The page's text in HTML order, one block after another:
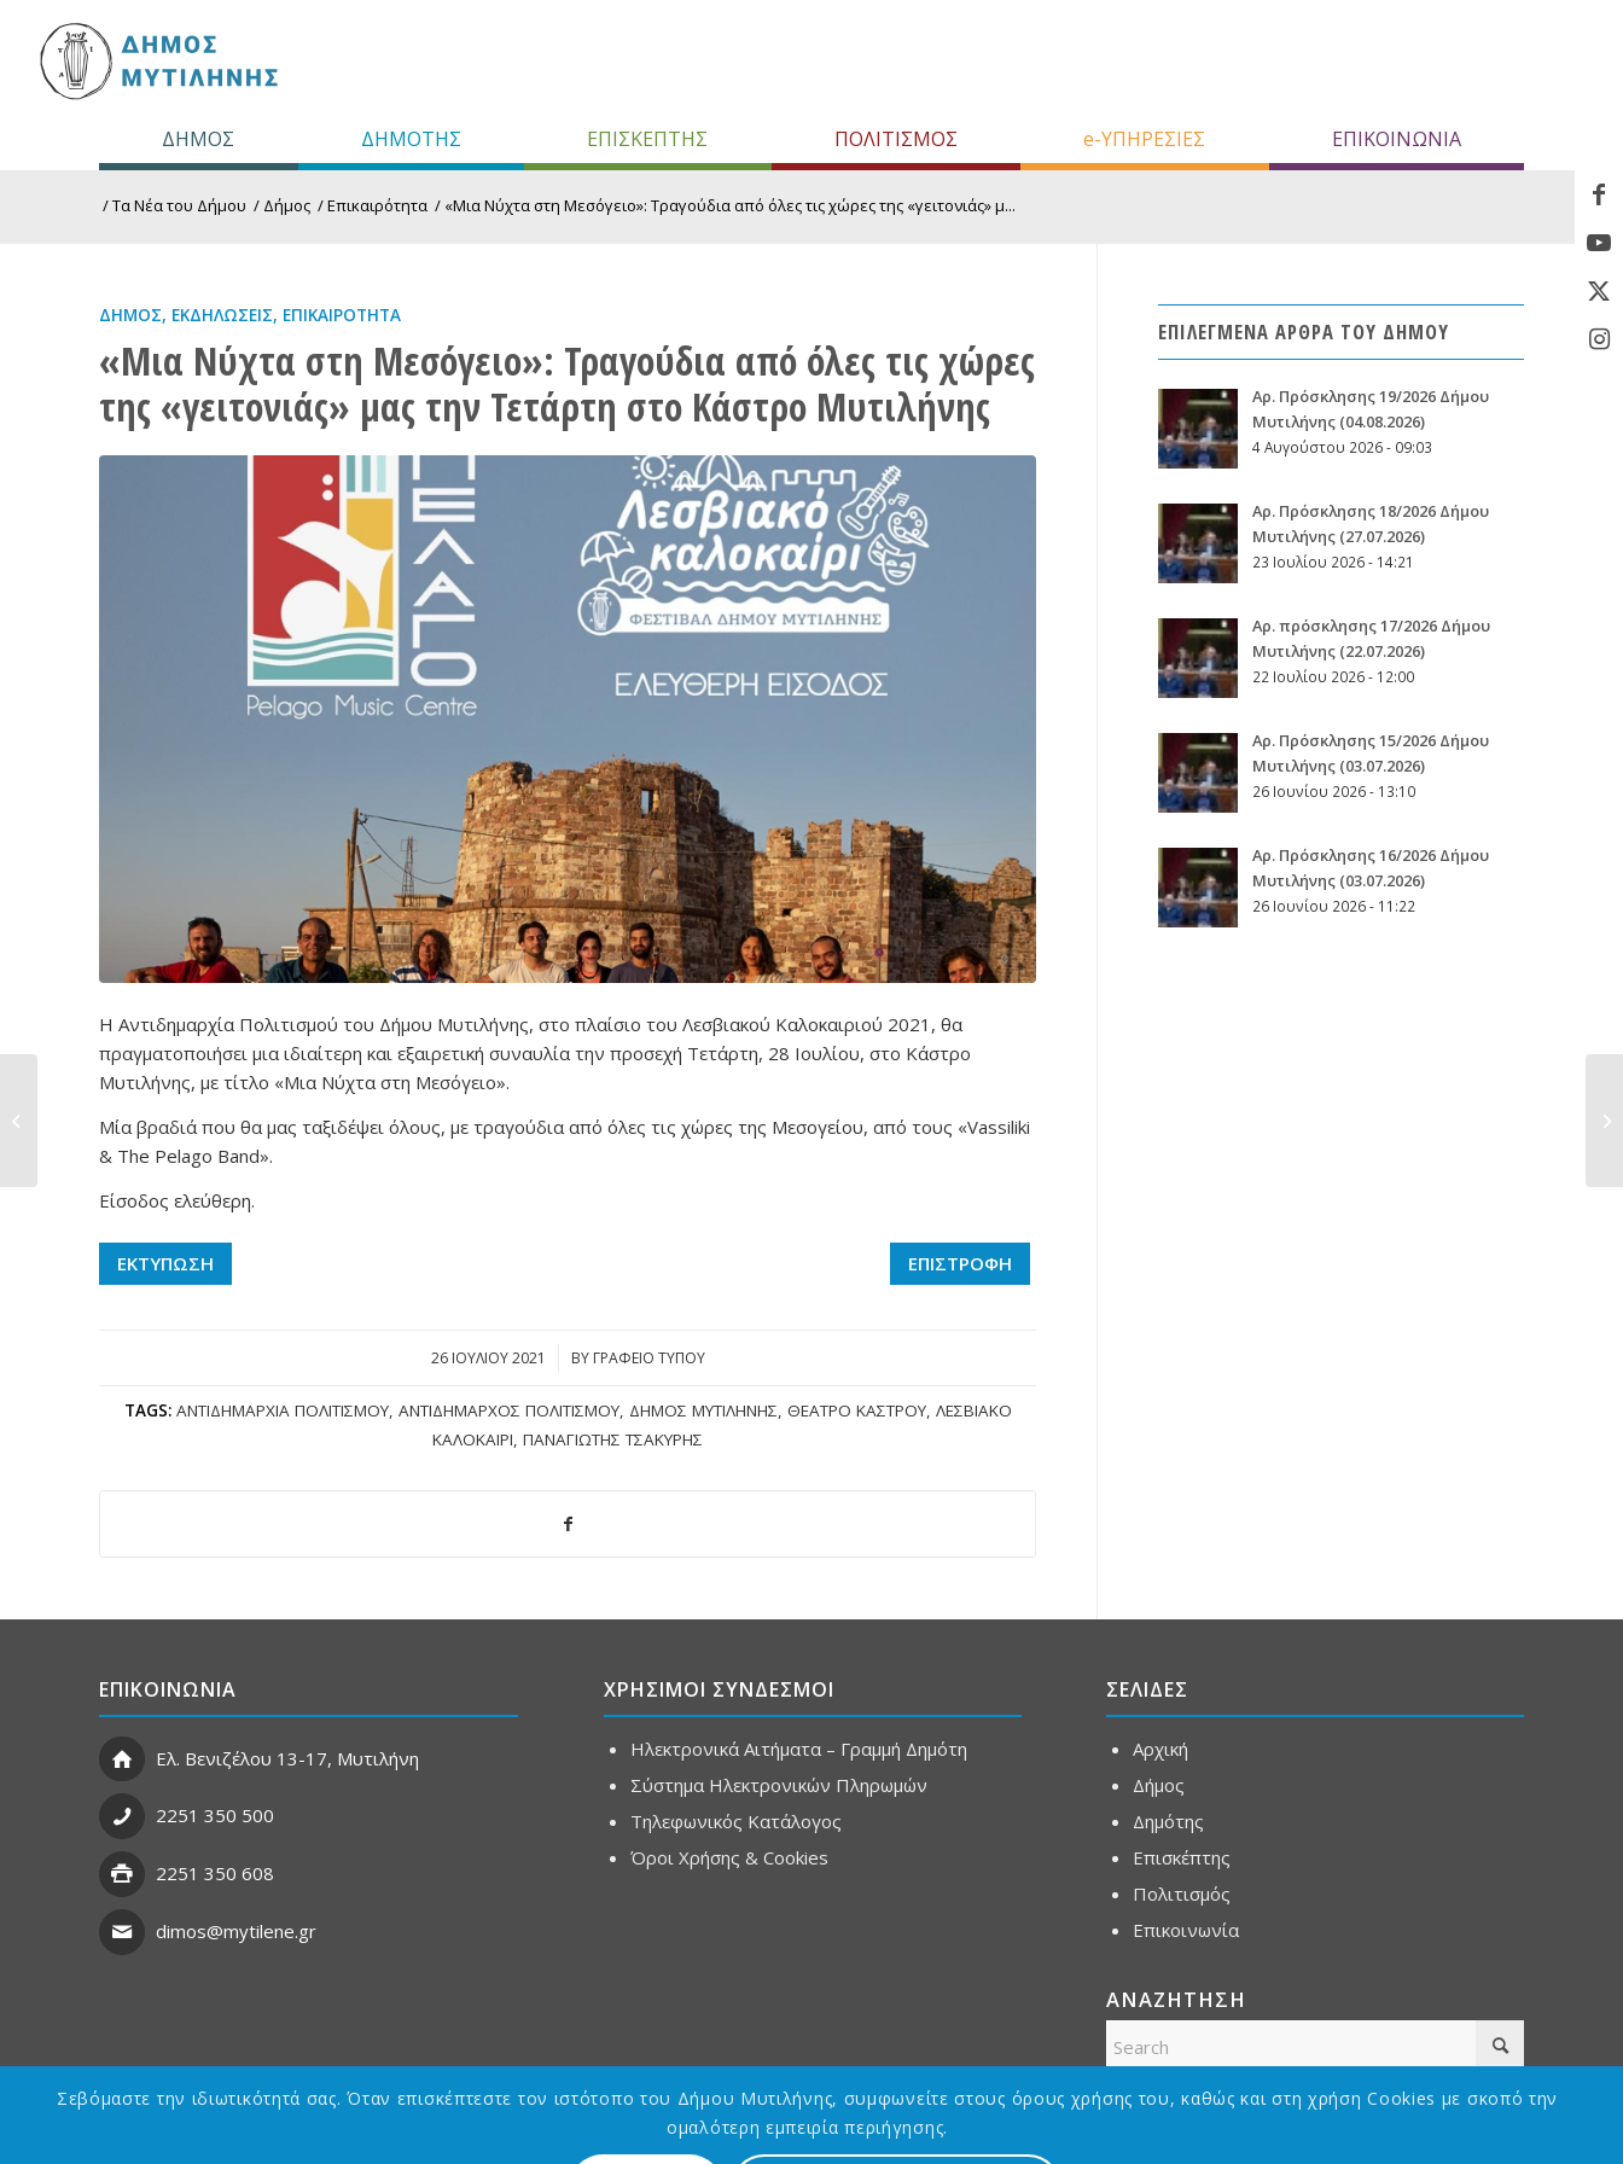
ΔΗΜΟΣ ΔΗΜΟΤΗΣ ΕΠΙΣΚΕΠΤΗΣ ΠΟΛΙΤΙΣΜΟΣ e-ΥΠΗΡΕΣΙΕΣ ΕΠΙΚΟΙΝΩΝΙΑ
/Τα Νέα του Δήμου / Δήμος /Επικαιρότητα / «Μια Νύχτα στη Μεσόγειο»: Τραγούδια από όλες τις χώρες της «γειτονιάς» μ...
ΔΉΜΟΣ, ΕΚΔΗΛΏΣΕΙΣ, ΕΠΙΚΑΙΡΌΤΗΤΑ
«Μια Νύχτα στη Μεσόγειο»: Τραγούδια από όλες τις χώρες
της «γειτονιάς» μας την Τετάρτη στο Κάστρο Μυτιλήνης
Η Αντιδημαρχία Πολιτισμού του Δήμου Μυτιλήνης, στο πλαίσιο του Λεσβιακού Καλοκαιριού 2021, θα
πραγματοποιήσει μια ιδιαίτερη και εξαιρετική συναυλία την προσεχή Τετάρτη, 28 Ιουλίου, στο Κάστρο
Μυτιλήνης, με τίτλο «Μια Νύχτα στη Μεσόγειο».
Μία βραδιά που θα μας ταξιδέψει όλους, με τραγούδια από όλες τις χώρες της Μεσογείου, από τους «Vassiliki
& The Pelago Band».
Είσοδος ελεύθερη.
ΕΚΤΥΠΩΣΗ ΕΠΙΣΤΡΟΦΗ
26 ΙΟΥΛΊΟΥ 2021
/ BY ΓΡΑΦΕΙΟ ΤΥΠΟΥ
TAGS: ΑΝΤΙΔΗΜΑΡΧΊΑ ΠΟΛΙΤΙΣΜΟΎ, ΑΝΤΙΔΉΜΑΡΧΟΣ ΠΟΛΙΤΙΣΜΟΎ, ΔΉΜΟΣ ΜΥΤΙΛΉΝΗΣ ΘΈΑΤΡΟ ΚΆΣΤΡΟΥ, ΛΕΣΒΙΑΚΌ
ΚΑΛΟΚΑΊΡΙ ΠΑΝΑΓΙΏΤΗΣ ΤΣΑΚΎΡΗΣ
ΕΠΙΛΕΓΜΕΝΑ ΑΡΘΡΑ ΤΟΥ ΔΗΜΟΥ
Aρ. Πρόσκλησης 19/2026 Δήμου
Μυτιλήνης (04.08.2026)
4 Αυγούστου 2026 - 09:03
Aρ. Πρόσκλησης 18/2026 Δήμου
Μυτιλήνης (27.07.2026)
23 Ιουλίου 2026 - 14:21
Αρ. πρόσκλησης 17/2026 Δήμου
Μυτιλήνης (22.07.2026)
22 Ιουλίου 2026 - 12:00
Aρ. Πρόσκλησης 15/2026 Δήμου
Μυτιλήνης (03.07.2026)
26 Ιουνίου 2026 - 13:10
Aρ. Πρόσκλησης 16/2026 Δήμου
Μυτιλήνης (03.07.2026)
26 Ιουνίου 2026 - 11:22
ΕΠΙΚΟΙΝΩΝΙΑ
Ελ. Βενιζέλου 13-17, Μυτιλήνη
2251 350 500
2251 350 608
dimos@mytilene.gr
ΧΡΗΣΙΜΟΙ ΣΥΝΔΕΣΜΟΙ
Ηλεκτρονικά Αιτήματα – Γραμμή Δημότη
Σύστημα Ηλεκτρονικών Πληρωμών
Τηλεφωνικός Κατάλογος
Όροι Χρήσης & Cookies
ΣΕΛΙΔΕΣ
Αρχική
Δήμος
Δημότης
Επισκέπτης
Πολιτισμός
Επικοινωνία
ΑΝΑΖΗΤΗΣΗ
Την Τρίτη στη
Δημοτική Βιβλιοθήκη
Σεβόμαστε την ιδιωτικότητά σας. Όταν επισκέπτεστε τον ιστότοπο του Δήμου Μυτιλήνης, συμφωνείτε στους όρους χρήσης του, καθώς και στη χρήση Cookies με σκοπό την
ομαλότερη εμπειρία περιήγησης.